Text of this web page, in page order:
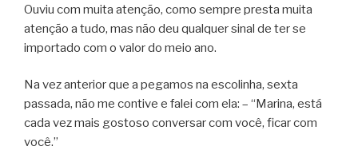
Ouviu com muita atenção, como sempre presta muita
atenção a tudo, mas não deu qualquer sinal de ter se
importado com o valor do meio ano.
Na vez anterior que a pegamos na escolinha, sexta
passada, não me contive e falei com ela: – “Marina, está
cada vez mais gostoso conversar com você, ficar com
você.”